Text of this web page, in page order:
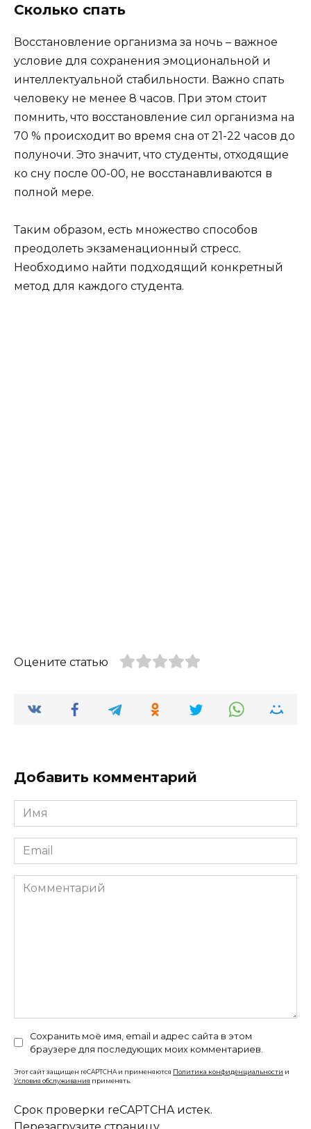
Сколько спать
Восстановление организма за ночь – важное
условие для сохранения эмоциональной и
интеллектуальной стабильности. Важно спать
человеку не менее 8 часов. При этом стоит
помнить, что восстановление сил организма на
70 % происходит во время сна от 21-22 часов до
полуночи. Это значит, что студенты, отходящие
ко сну после 00-00, не восстанавливаются в
полной мере.
Таким образом, есть множество способов
преодолеть экзаменационный стресс.
Необходимо найти подходящий конкретный
метод для каждого студента.
Оцените статью
Добавить комментарий
Имя
*
Email
*
Комментарий
Сохранить моё имя, email и адрес сайта в этом
браузере для последующих моих комментариев.
Этот сайт защищен reCAPTCHA и применяются Политика конфиденциальности и
Условия обслуживания применять.
Срок проверки reCAPTCHA истек.